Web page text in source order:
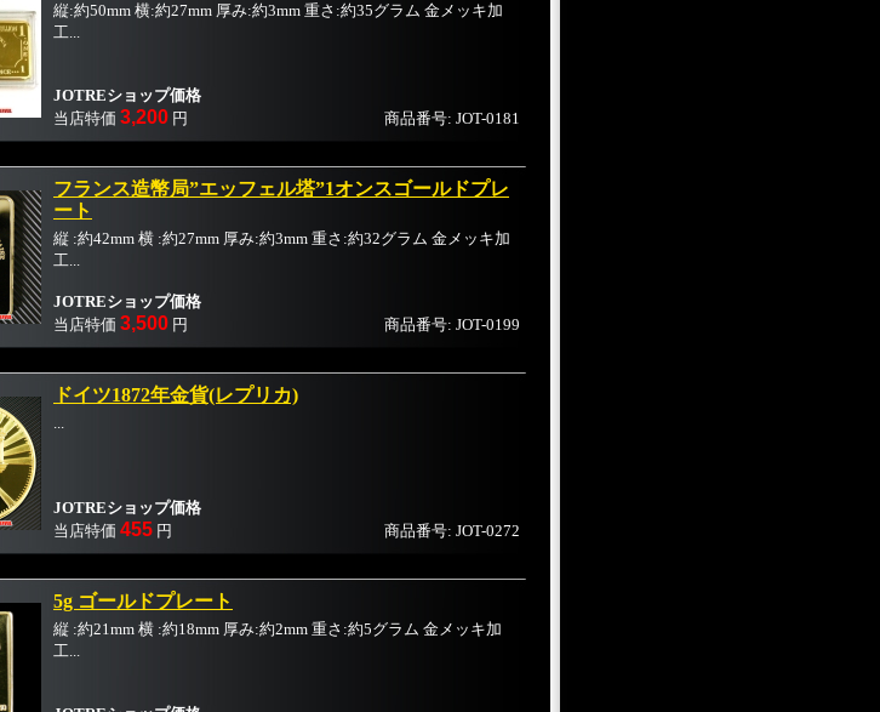
商品番号: JOT-0181
縦:約50mm 横:約27mm 厚み:約3mm 重さ:約35グラム 金メッキ加
工...
JOTREショップ価格
当店特価 3,200 円
商品番号: JOT-0199
フランス造幣局”エッフェル塔”1オンスゴールドプレ
ート
縦 :約42mm 横 :約27mm 厚み:約3mm 重さ:約32グラム 金メッキ加
工...
JOTREショップ価格
当店特価 3,500 円
商品番号: JOT-0272
ドイツ1872年金貨(レプリカ)
...
JOTREショップ価格
当店特価 455 円
5g ゴールドプレート
縦 :約21mm 横 :約18mm 厚み:約2mm 重さ:約5グラム 金メッキ加
工...